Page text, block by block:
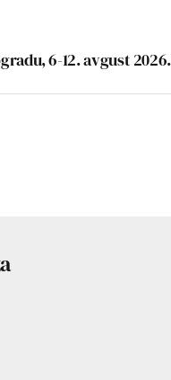
6-12. avgust 2026.